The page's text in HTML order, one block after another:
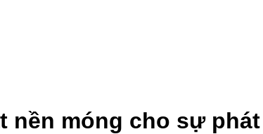
nền móng cho sự